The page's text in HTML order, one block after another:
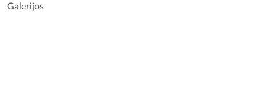
Galerijos